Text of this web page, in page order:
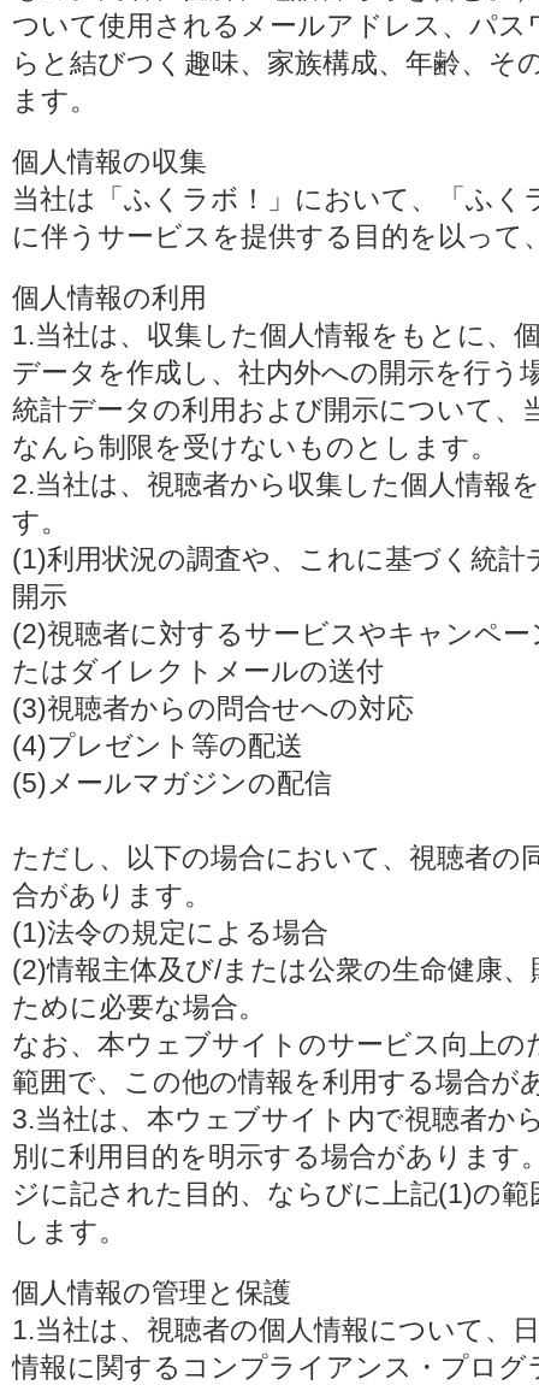
ついて使用されるメールアドレス、パ
らと結びつく趣味、家族構成、年齢、そ
ます。
個人情報の収集
当社は「ふくラボ！」において、「ふ
に伴うサービスを提供する目的を以って
個人情報の利用
1.当社は、収集した個人情報をもとに、
データを作成し、社内外への開示を行う
統計データの利用および開示について、
なんら制限を受けないものとします。
2.当社は、視聴者から収集した個人情報
す。
(1)利用状況の調査や、これに基づく統
開示
(2)視聴者に対するサービスやキャンペ
たはダイレクトメールの送付
(3)視聴者からの問合せへの対応
(4)プレゼント等の配送
(5)メールマガジンの配信
ただし、以下の場合において、視聴者の
合があります。
(1)法令の規定による場合
(2)情報主体及び/または公衆の生命健康
ために必要な場合。
なお、本ウェブサイトのサービス向上
範囲で、この他の情報を利用する場合が
3.当社は、本ウェブサイト内で視聴者か
別に利用目的を明示する場合があります
ジに記された目的、ならびに上記(1)の
します。
個人情報の管理と保護
1.当社は、視聴者の個人情報について、
情報に関するコンプライアンス・プロ